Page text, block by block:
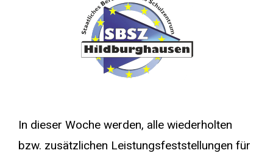
In dieser Woche werden, alle wiederholten
bzw. zusätzlichen Leistungsfeststellungen für